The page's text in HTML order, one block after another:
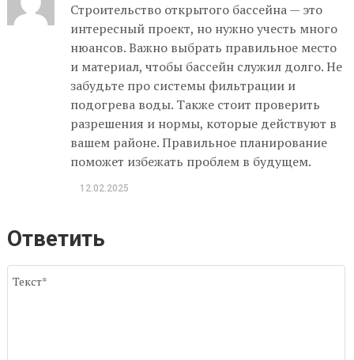
Строительство открытого бассейна — это
интересный проект, но нужно учесть много
нюансов. Важно выбрать правильное место
и материал, чтобы бассейн служил долго. Не
забудьте про системы фильтрации и
подогрева воды. Также стоит проверить
разрешения и нормы, которые действуют в
вашем районе. Правильное планирование
поможет избежать проблем в будущем.
12.02.2025
Ответить